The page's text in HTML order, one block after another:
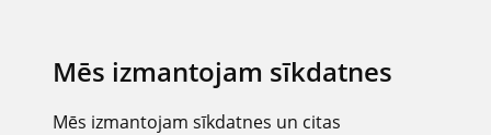
Mēs izmantojam sīkdatnes
Mēs izmantojam sīkdatnes un citas